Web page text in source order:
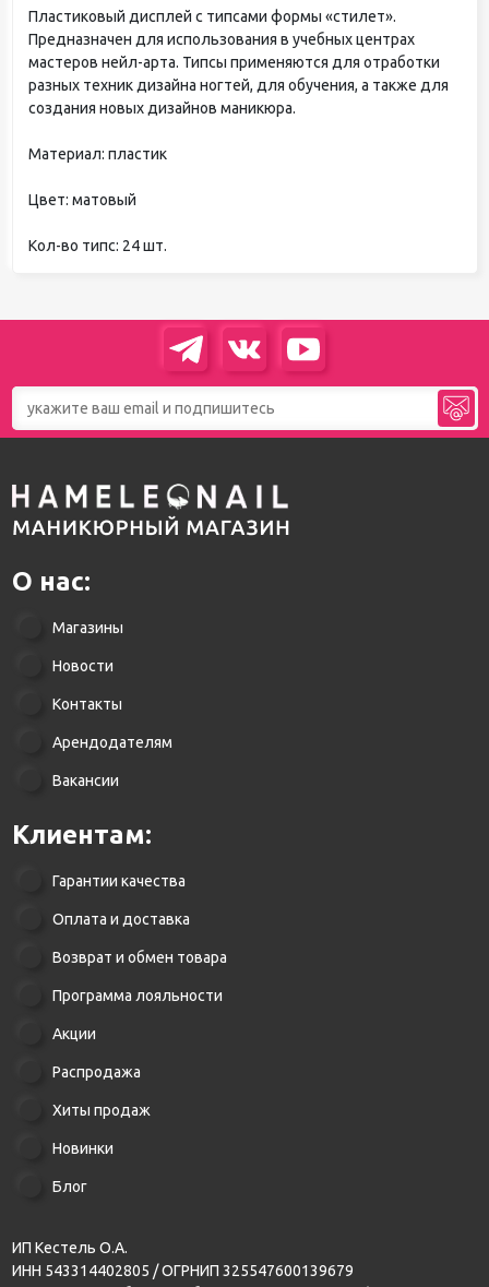
Пластиковый дисплей с типсами формы «стилет».
Предназначен для использования в учебных центрах
мастеров нейл-арта. Типсы применяются для отработки
разных техник дизайна ногтей, для обучения, а также для
создания новых дизайнов маникюра.
Материал: пластик
Цвет: матовый
Кол-во типс: 24 шт.
О нас:
Магазины
Новости
Контакты
Арендодателям
Вакансии
Клиентам:
Гарантии качества
Оплата и доставка
Возврат и обмен товара
Программа лояльности
Акции
Распродажа
Хиты продаж
Новинки
Блог
ИП Кестель О.А.
ИНН 543314402805 / ОГРНИП 325547600139679